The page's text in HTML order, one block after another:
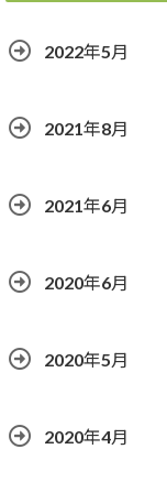
2022年5月
2021年8月
2021年6月
2020年6月
2020年5月
2020年4月